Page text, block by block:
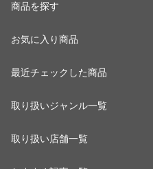
商品を探す
お気に入り商品
最近チェックした商品
取り扱いジャンル一覧
取り扱い店舗一覧